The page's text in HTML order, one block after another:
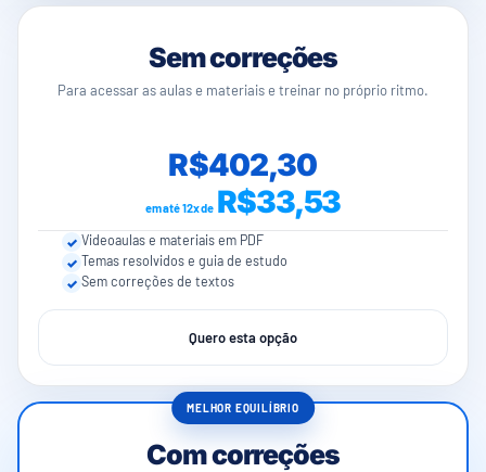
Escolha
quer
Sem correções
Para acessar as aulas e materiais e treinar no próprio ritmo.
R$402,30
em até 12x de R$33,53
Videoaulas e materiais em PDF
Temas resolvidos e guia de estudo
Sem correções de textos
Quero esta opção
MELHOR EQUILÍBRIO
Com correções